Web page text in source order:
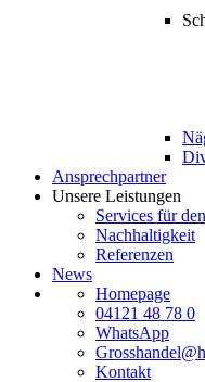
Ansprechpartner
Unsere Leistungen
Services für
Nachhaltigkeit
Referenzen
News
Homepage
04121 48 78 0
WhatsApp
Kontakt